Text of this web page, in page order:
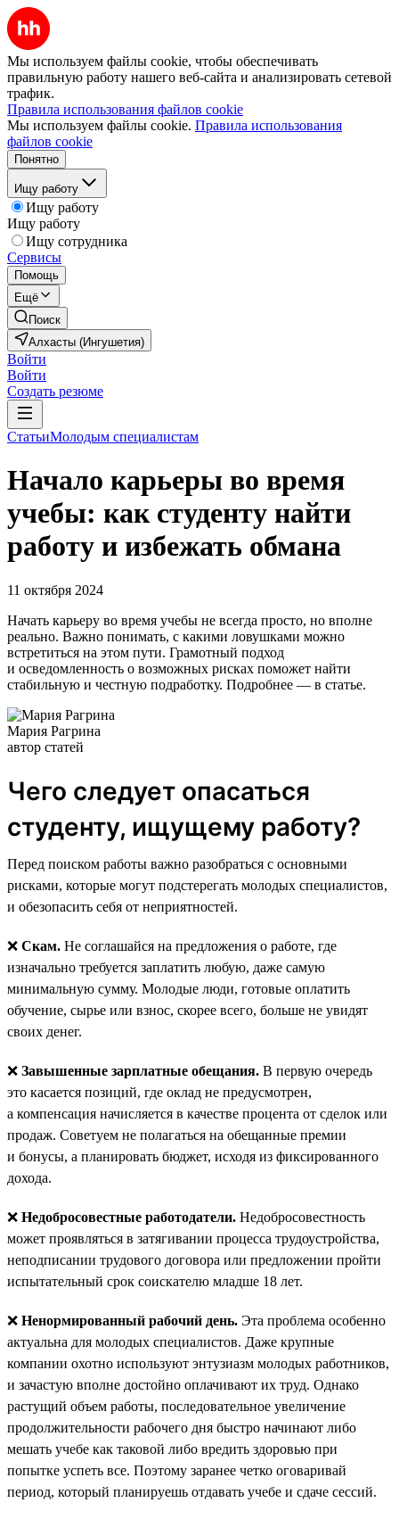
Мы используем файлы cookie, чтобы обеспечивать
правильную работу нашего веб-сайта и анализировать сетевой
трафик.
Правила использования файлов cookie
Мы используем файлы cookie. Правила использования
файлов cookie
Понятно
Ищу работу
Ищу работу
Ищу работу
Ищу сотрудника
Сервисы
Помощь
Ещё
Поиск
Алхасты (Ингушетия)
Войти
Войти
Создать резюме
СтатьиМолодым специалистам
Начало карьеры во время
учебы: как студенту найти
работу и избежать обмана
11 октября 2024
Начать карьеру во время учебы не всегда просто, но вполне
реально. Важно понимать, с какими ловушками можно
встретиться на этом пути. Грамотный подход
и осведомленность о возможных рисках поможет найти
стабильную и честную подработку. Подробнее — в статье.
Мария Рагрина
автор статей
Чего следует опасаться
студенту, ищущему работу?
Перед поиском работы важно разобраться с основными
рисками, которые могут подстерегать молодых специалистов,
и обезопасить себя от неприятностей.
❌ Скам. Не соглашайся на предложения о работе, где
изначально требуется заплатить любую, даже самую
минимальную сумму. Молодые люди, готовые оплатить
обучение, сырье или взнос, скорее всего, больше не увидят
своих денег.
❌ Завышенные зарплатные обещания. В первую очередь
это касается позиций, где оклад не предусмотрен,
а компенсация начисляется в качестве процента от сделок или
продаж. Советуем не полагаться на обещанные премии
и бонусы, а планировать бюджет, исходя из фиксированного
дохода.
❌ Недобросовестные работодатели. Недобросовестность
может проявляться в затягивании процесса трудоустройства,
неподписании трудового договора или предложении пройти
испытательный срок соискателю младше 18 лет.
❌ Ненормированный рабочий день. Эта проблема особенно
актуальна для молодых специалистов. Даже крупные
компании охотно используют энтузиазм молодых работников,
и зачастую вполне достойно оплачивают их труд. Однако
растущий объем работы, последовательное увеличение
продолжительности рабочего дня быстро начинают либо
мешать учебе как таковой либо вредить здоровью при
попытке успеть все. Поэтому заранее четко оговаривай
период, который планируешь отдавать учебе и сдаче сессий.